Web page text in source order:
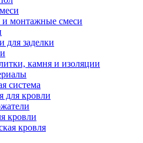
монтажные смеси
для заделки
камня и изоляции
система
для кровли
кровли
кровля